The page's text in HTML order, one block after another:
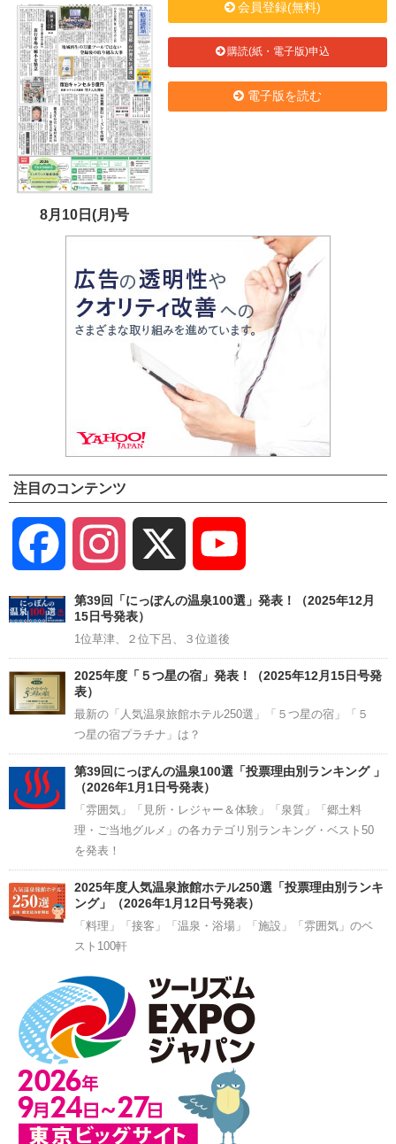
8月10日(月)号
会員登録(無料)
購読(紙・電子版)申込
電子版を読む
注目のコンテンツ
Facebook Instagram
Channel
第39回「にっぽんの温泉100選」発表！（2025年12月
15日号発表）
1位草津、２位下呂、３位道後
2025年度「５つ星の宿」発表！（2025年12月15日号発
表）
最新の「人気温泉旅館ホテル250選」「５つ星の宿」「５
つ星の宿プラチナ」は？
第39回にっぽんの温泉100選「投票理由別ランキング 」
（2026年1月1日号発表）
「雰囲気」「見所・レジャー＆体験」「泉質」「郷土料
理・ご当地グルメ」の各カテゴリ別ランキング・ベスト50
を発表！
2025年度人気温泉旅館ホテル250選「投票理由別ランキ
ング」（2026年1月12日号発表）
「料理」「接客」「温泉・浴場」「施設」「雰囲気」のベ
スト100軒